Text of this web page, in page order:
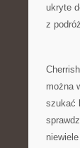
ukryte
z
można
szukać